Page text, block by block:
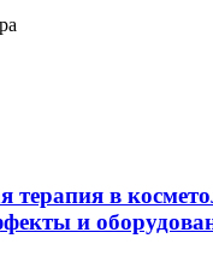
терапия в
и